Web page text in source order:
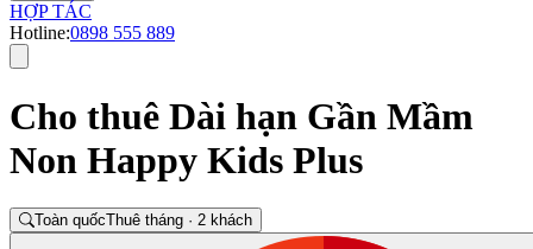
HỢP TÁC
Hotline:0898 555 889
Cho thuê Dài hạn Gần Mầm
Non Happy Kids Plus
Toàn quốcThuê tháng · 2 khách